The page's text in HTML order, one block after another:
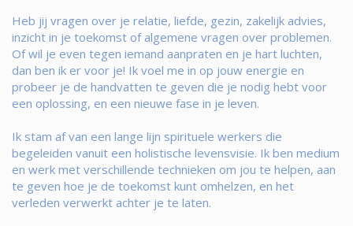
Heb jij vragen over je relatie, liefde, gezin, zakelijk advies,
inzicht in je toekomst of algemene vragen over problemen.
Of wil je even tegen iemand aanpraten en je hart luchten,
dan ben ik er voor je! Ik voel me in op jouw energie en
probeer je de handvatten te geven die je nodig hebt voor
een oplossing, en een nieuwe fase in je leven.
Ik stam af van een lange lijn spirituele werkers die
begeleiden vanuit een holistische levensvisie. Ik ben medium
en werk met verschillende technieken om jou te helpen, aan
te geven hoe je de toekomst kunt omhelzen, en het
verleden verwerkt achter je te laten.